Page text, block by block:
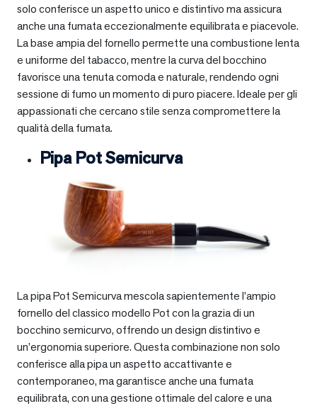
solo conferisce un aspetto unico e distintivo ma assicura
anche una fumata eccezionalmente equilibrata e piacevole.
La base ampia del fornello permette una combustione lenta
e uniforme del tabacco, mentre la curva del bocchino
favorisce una tenuta comoda e naturale, rendendo ogni
sessione di fumo un momento di puro piacere. Ideale per gli
appassionati che cercano stile senza compromettere la
qualità della fumata.
Pipa Pot Semicurva
La pipa Pot Semicurva mescola sapientemente l’ampio
fornello del classico modello Pot con la grazia di un
bocchino semicurvo, offrendo un design distintivo e
un’ergonomia superiore. Questa combinazione non solo
conferisce alla pipa un aspetto accattivante e
contemporaneo, ma garantisce anche una fumata
equilibrata, con una gestione ottimale del calore e una